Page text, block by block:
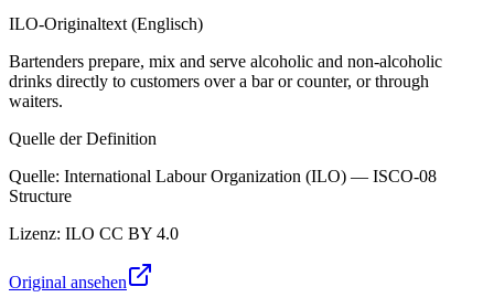
ILO-Originaltext (Englisch)
Bartenders prepare, mix and serve alcoholic and non-alcoholic
drinks directly to customers over a bar or counter, or through
waiters.
Quelle der Definition
Quelle: International Labour Organization (ILO) — ISCO-08
Structure
Lizenz: ILO CC BY 4.0
Original ansehen